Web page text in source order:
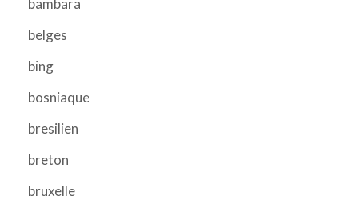
belges
bing
bosniaque
bresilien
breton
bruxelle